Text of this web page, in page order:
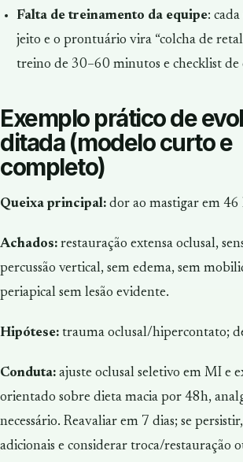
Falta de treinamento da equipe:
jeito e o prontuário vira “colcha de
treino de 30–60 minutos e checklist de
Exemplo prático de
ditada (modelo curto e
completo)
Queixa principal: dor ao mastigar em 46
Achados: restauração extensa oclusal,
percussão vertical, sem edema, sem
periapical sem lesão evidente.
Hipótese: trauma oclusal/hipercontato;
Conduta: ajuste oclusal seletivo em MI e
orientado sobre dieta macia por 48h,
necessário. Reavaliar em 7 dias; se
adicionais e considerar troca/restauração